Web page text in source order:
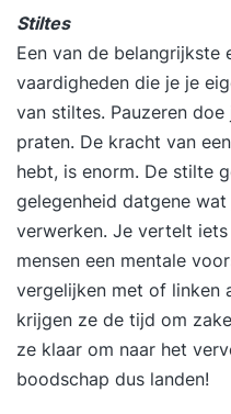
droge powerpoint naar
In deze hands-on
meest technische
verhalen die blijven
voor jou als... Je regelmatig presenteert aan je
team, klanten of
mensen afhaken of je
vinden Bang bent
teveel zaken erbij
goed overkomt of blijft hangen
op? Na deze training
lippen – zelfs aan het
vergaderdag. Je
Stiltes
Een van de belangrijkste
vaardigheden die je je
van stiltes. Pauzeren
praten. De kracht van
hebt, is enorm. De stilte
gelegenheid datgene
verwerken. Je vertelt
mensen een mentale
vergelijken met of linken
krijgen ze de tijd om
ze klaar om naar het
boodschap dus landen!